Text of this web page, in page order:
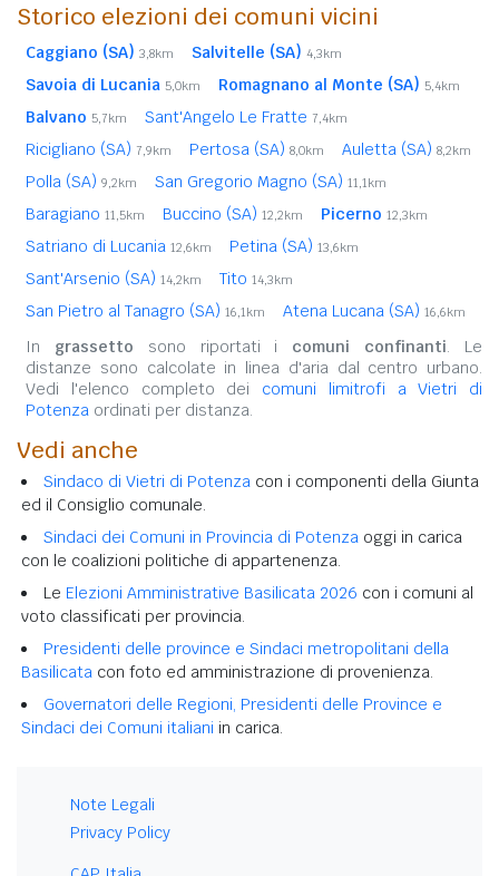
Storico elezioni dei comuni vicini
Caggiano (SA) 3,8km Salvitelle (SA) 4,3km
Savoia di Lucania 5,0km Romagnano al Monte (SA) 5,4km
Balvano 5,7km Sant'Angelo Le Fratte 7,4km
Ricigliano (SA) 7,9km Pertosa (SA) 8,0km Auletta (SA) 8,2km
Polla (SA) 9,2km San Gregorio Magno (SA) 11,1km
Baragiano 11,5km Buccino (SA) 12,2km Picerno 12,3km
Satriano di Lucania 12,6km Petina (SA) 13,6km
Sant'Arsenio (SA) 14,2km Tito 14,3km
San Pietro al Tanagro (SA) 16,1km Atena Lucana (SA) 16,6km
In grassetto sono riportati i comuni confinanti. Le
distanze sono calcolate in linea d'aria dal centro urbano.
Vedi l'elenco completo dei comuni limitrofi a Vietri di
Potenza ordinati per distanza.
Vedi anche
Sindaco di Vietri di Potenza con i componenti della Giunta
ed il Consiglio comunale.
Sindaci dei Comuni in Provincia di Potenza oggi in carica
con le coalizioni politiche di appartenenza.
Le Elezioni Amministrative Basilicata 2026 con i comuni al
voto classificati per provincia.
Presidenti delle province e Sindaci metropolitani della
Basilicata con foto ed amministrazione di provenienza.
Governatori delle Regioni, Presidenti delle Province e
Sindaci dei Comuni italiani in carica.
Note Legali
Privacy Policy